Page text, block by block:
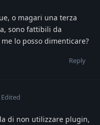
o magari una terza
sono fattibili da
lo posso dimenticare?
Reply
Edited
di non utilizzare plugin,